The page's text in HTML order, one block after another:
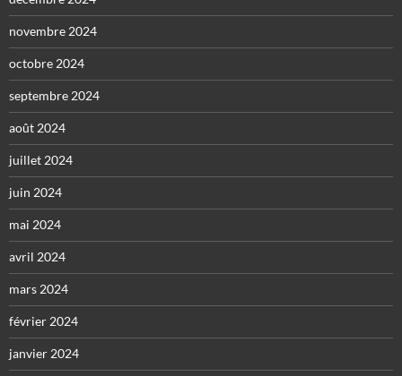
novembre 2024
octobre 2024
septembre 2024
août 2024
juillet 2024
juin 2024
mai 2024
avril 2024
mars 2024
février 2024
janvier 2024